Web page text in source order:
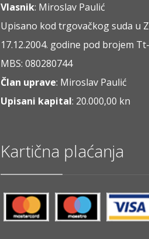
Vlasnik: Miroslav Paulić
Upisano kod trgovačkog suda u
17.12.2004. godine pod brojem
MBS: 080280744
Član uprave: Miroslav Paulić
Upisani kapital: 20.000,00 kn
Kartična plaćanja